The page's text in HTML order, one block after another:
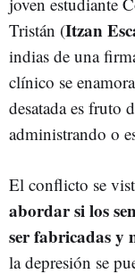
Tristán (Itzan
indias de una
clínico se
desatada es fruto
administrando o
El conflicto se
abordar si los
ser fabricadas y
la depresión se